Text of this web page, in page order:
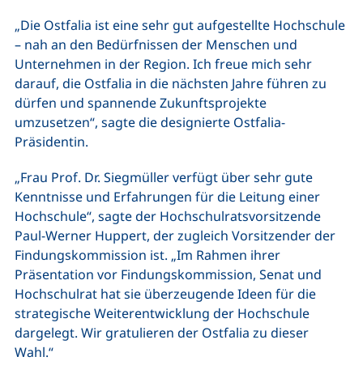
„Die Ostfalia ist eine sehr gut aufgestellte Hochschule
– nah an den Bedürfnissen der Menschen und
Unternehmen in der Region. Ich freue mich sehr
darauf, die Ostfalia in die nächsten Jahre führen zu
dürfen und spannende Zukunftsprojekte
umzusetzen“, sagte die designierte Ostfalia-
Präsidentin.
„Frau Prof. Dr. Siegmüller verfügt über sehr gute
Kenntnisse und Erfahrungen für die Leitung einer
Hochschule“, sagte der Hochschulratsvorsitzende
Paul-Werner Huppert, der zugleich Vorsitzender der
Findungskommission ist. „Im Rahmen ihrer
Präsentation vor Findungskommission, Senat und
Hochschulrat hat sie überzeugende Ideen für die
strategische Weiterentwicklung der Hochschule
dargelegt. Wir gratulieren der Ostfalia zu dieser
Wahl.“